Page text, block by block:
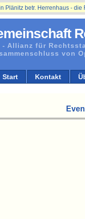
- Allianz für
von
Start Kontakt
betr. Herrenhaus - die